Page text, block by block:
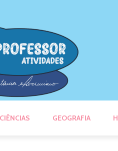
CIÊNCIAS GEOGRAFIA